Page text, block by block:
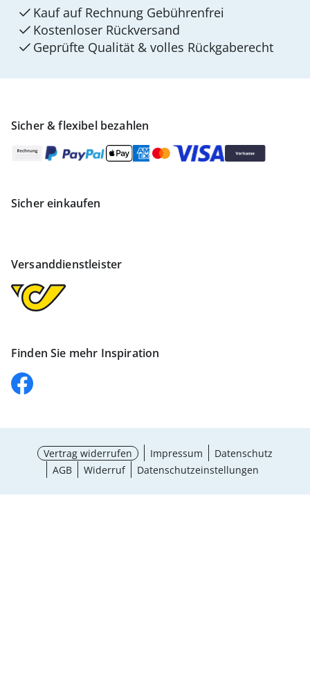
Sicher & flexibel bezahlen
Sicher einkaufen
Versanddienstleister
Finden Sie mehr Inspiration
Kauf auf Rechnung Gebührenfrei
Kostenloser Rückversand
Geprüfte Qualität & volles Rückgaberecht
Vertrag widerrufen Impressum
Datenschutz
AGB
Widerruf Datenschutzeinstellungen